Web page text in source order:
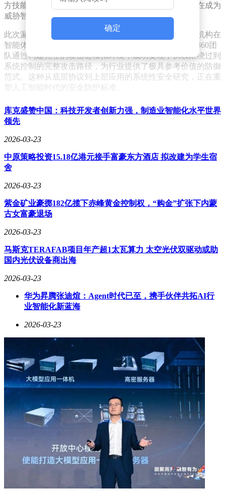
方技能组件、以及容易被注入恶意指令的交互接口，正在成为
威胁智能体生态安全的三大薄弱环节。
此次漏洞确认具有特殊意义——它标志着国内安全研究机构在
智能体执行链路层的风险识别能力达到国际先进水平。360团
队通过构建完整的攻击链模拟环境，成功复现了从权限绕过到
系统控制的完整攻击路径，为行业提供了极具参考价值的防御
范式。这种从底层协议到上层应用的系统性安全研究，正在重
塑人工智能时代的安全防护标准。
安全业界普遍认为，随着智能体在金融、医疗、工业控制等关
键领域的深度应用，此类底层协议漏洞的危害性将呈指数级增
长。建立覆盖全生命周期的安全评估体系，已成为保障智能体
技术健康发展的当务之急。此次事件再次提醒行业：在追求技
确定
库克盛赞中国：科技开发者创新力强，制造业智能化水平世界
领先
2026-03-23
中原策略投资15.18亿港元接手富豪东方酒店 拟改建为学生宿
舍
2026-03-23
紫金矿业豪掷182亿揽下赤峰黄金控制权，“购金”扩张下内蒙
古女富豪退场
2026-03-23
马斯克TERAFAB项目年产超1太瓦算力 太空光伏双驱动或助
国内光伏设备商出海
2026-03-23
华为昇腾张迪煊：Agent时代已至，携手伙伴共拓AI行
业智能化新蓝海
2026-03-23